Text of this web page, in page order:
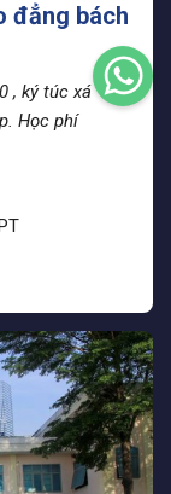
đẳng bách
, ký túc xá
Học phí